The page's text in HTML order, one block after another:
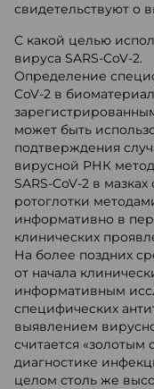
свидетельствуют о
С какой целью
вируса SARS-CoV-2.
Определение
CoV-2 в
может быть
подтверждения
вирусной РНК
SARS-CoV-2 в
ротоглотки
информативно в
клинических
На более поздних
от начала
информативным
специфических
выявлением
считается «золотым
диагностике
целом столь же